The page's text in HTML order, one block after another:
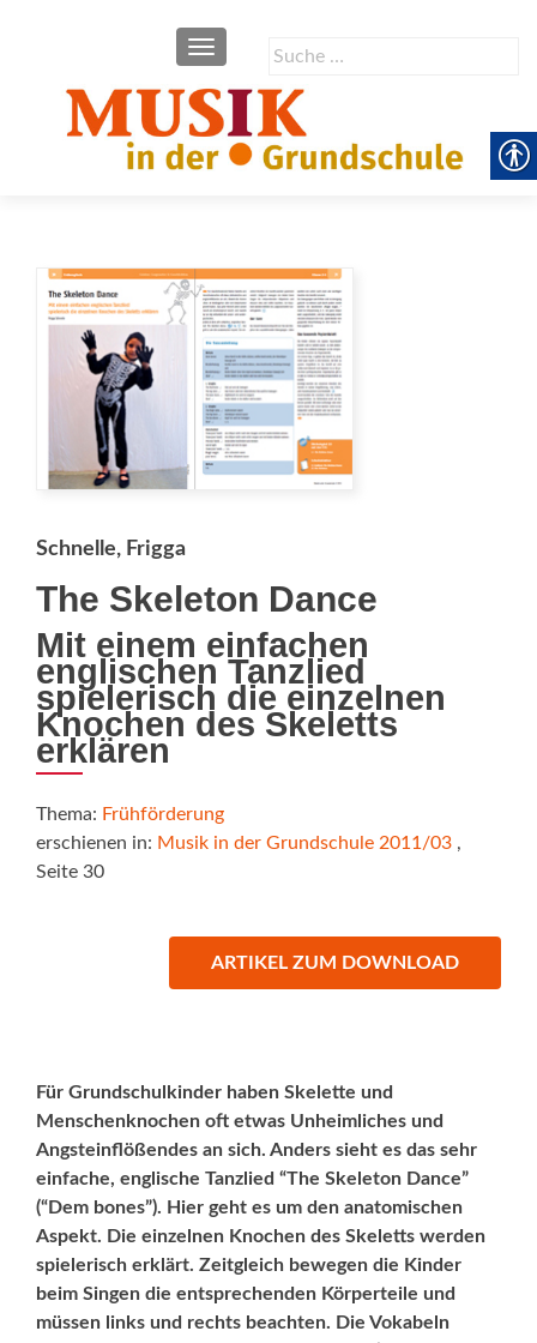
Suche
SCHALTE NAVIGATION
Schnelle, Frigga
The Skeleton Dance
Mit einem einfachen
englischen Tanzlied
spielerisch die einzelnen
Knochen des Skeletts
erklären
Thema: Frühförderung
erschienen in: Musik in der Grundschule 2011/03 ,
Seite 30
ARTIKEL ZUM DOWNLOAD
Für Grundschulkinder haben Skelette und
Menschenknochen oft etwas Unheimliches und
Angsteinflößendes an sich. Anders sieht es das sehr
einfache, englische Tanzlied “The Skeleton Dance”
(“Dem bones”). Hier geht es um den anatomischen
Aspekt. Die einzelnen Knochen des Skeletts werden
spielerisch erklärt. Zeitgleich bewegen die Kinder
beim Singen die entsprechenden Körperteile und
müssen links und rechts beachten. Die Vokabeln